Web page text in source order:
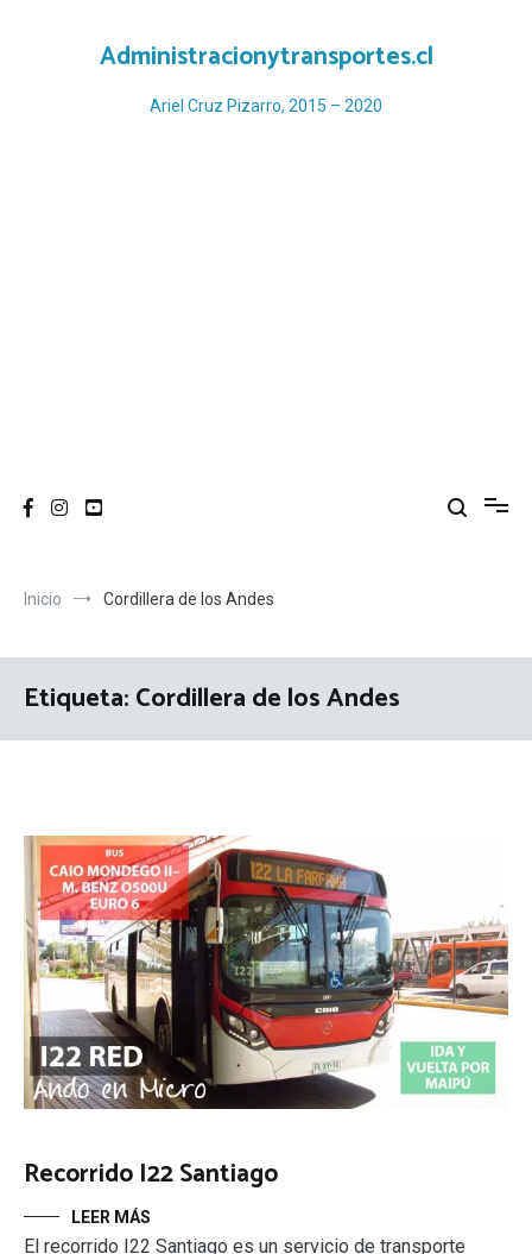
Administracionytransportes.cl
Ariel Cruz Pizarro, 2015 – 2020
Inicio Cordillera de los Andes
Etiqueta:Cordillera de los Andes
Recorrido I22 Santiago
LEER MÁS
El recorrido I22 Santiago es un servicio de transporte